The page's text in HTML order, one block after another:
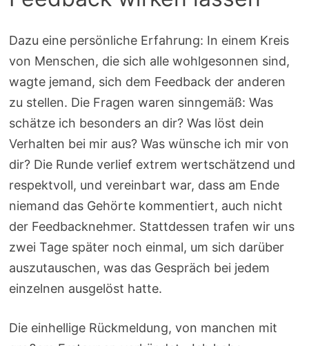
Dazu eine persönliche Erfahrung: In einem Kreis
von Menschen, die sich alle wohlgesonnen sind,
wagte jemand, sich dem Feedback der anderen
zu stellen. Die Fragen waren sinngemäß: Was
schätze ich besonders an dir? Was löst dein
Verhalten bei mir aus? Was wünsche ich mir von
dir? Die Runde verlief extrem wertschätzend und
respektvoll, und vereinbart war, dass am Ende
niemand das Gehörte kommentiert, auch nicht
der Feedbacknehmer. Stattdessen trafen wir uns
zwei Tage später noch einmal, um sich darüber
auszutauschen, was das Gespräch bei jedem
einzelnen ausgelöst hatte.
Die einhellige Rückmeldung, von manchen mit